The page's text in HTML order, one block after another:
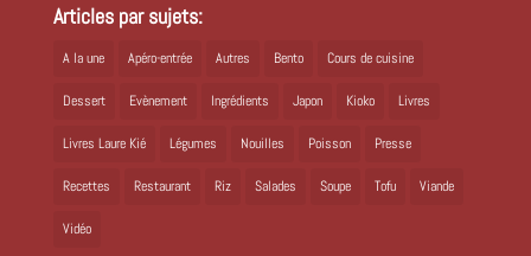
Articles par sujets:
A la une Apéro-entrée Autres Bento Cours de cuisine
Dessert Evènement Ingrédients Japon Kioko Livres
Livres Laure Kié Légumes Nouilles Poisson Presse
Recettes Restaurant Riz Salades Soupe Tofu Viande
Vidéo